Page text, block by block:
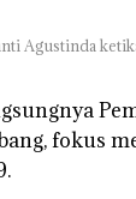
Agustinda
fokus